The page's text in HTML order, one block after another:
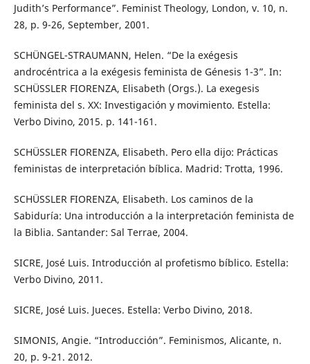
Judith’s Performance”. Feminist Theology, London, v. 10, n.
28, p. 9-26, September, 2001.
SCHÜNGEL-STRAUMANN, Helen. “De la exégesis
androcéntrica a la exégesis feminista de Génesis 1-3”. In:
SCHÜSSLER FIORENZA, Elisabeth (Orgs.). La exegesis
feminista del s. XX: Investigación y movimiento. Estella:
Verbo Divino, 2015. p. 141-161.
SCHÜSSLER FIORENZA, Elisabeth. Pero ella dijo: Prácticas
feministas de interpretación bíblica. Madrid: Trotta, 1996.
SCHÜSSLER FIORENZA, Elisabeth. Los caminos de la
Sabiduría: Una introducción a la interpretación feminista de
la Biblia. Santander: Sal Terrae, 2004.
SICRE, José Luis. Introducción al profetismo bíblico. Estella:
Verbo Divino, 2011.
SICRE, José Luis. Jueces. Estella: Verbo Divino, 2018.
SIMONIS, Angie. “Introducción”. Feminismos, Alicante, n.
20, p. 9-21. 2012.